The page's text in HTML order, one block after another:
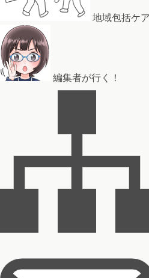
地域包括ケ
編集者が行く！